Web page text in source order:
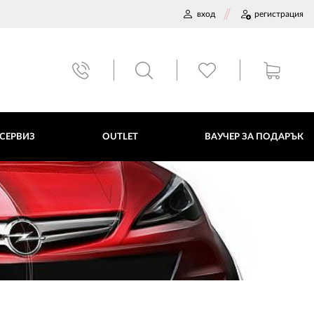
вход регистрация
OUTLET ВАУЧЕР ЗА ПОДАРЪК